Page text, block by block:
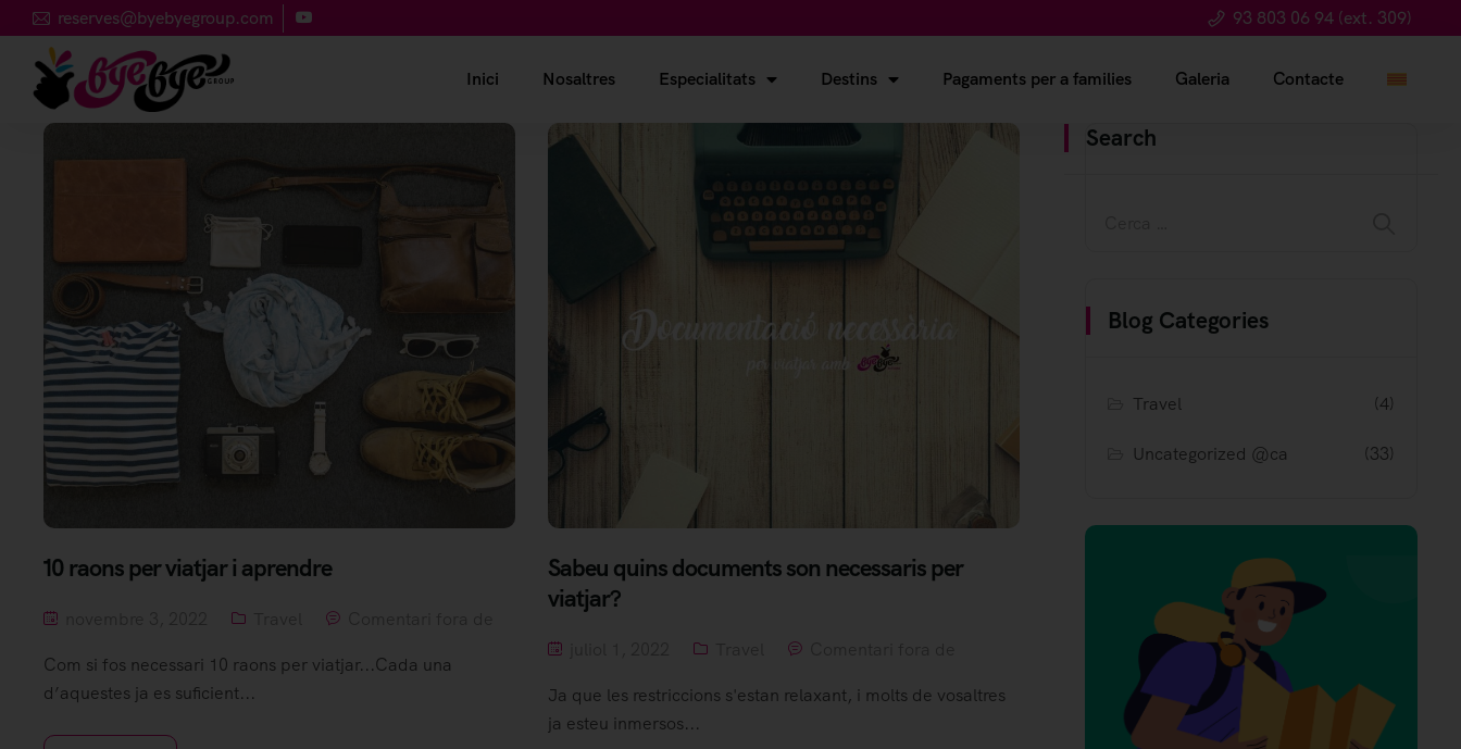
reserves@byebyegroup.com 93 803 06 94 (ext. 309)
Inici Nosaltres Especialitats Destins Pagaments per a families Galeria Contacte
10 raons per viatjar i aprendre
Com si fos necessari 10 raons per viatjar...Cada una
d’aquestes ja es suficient...
Sabeu quins documents son necessaris per
viatjar?
Ja que les restriccions s'estan relaxant, i molts de vosaltres
ja esteu inmersos...
Search
Blog Categories
Travel (4)
Uncategorized @ca (33)